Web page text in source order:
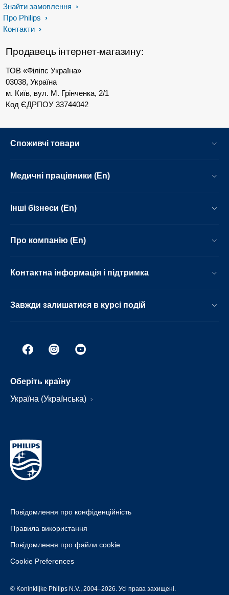
Знайти замовлення
Про Philips
Контакти
Продавець інтернет-магазину:
ТОВ «Філіпс Україна»
03038, Україна
м. Київ, вул. М. Грінченка, 2/1
Код ЄДРПОУ 33744042
Споживчі товари
Медичні працівники (En)
Інші бізнеси (En)
Про компанію (En)
Контактна інформація і підтримка
Завжди залишатися в курсі подій
Оберіть країну
Україна (Українська)
Повідомлення про конфіденційність
Правила використання
Повідомлення про файли cookie
Cookie Preferences
© Koninklijke Philips N.V., 2004–2026. Усі права захищені.